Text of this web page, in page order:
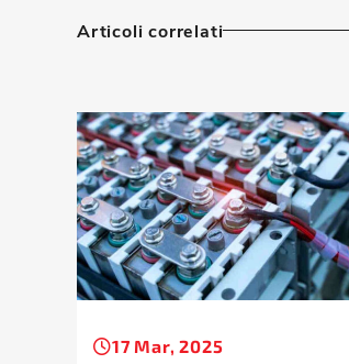
Articoli correlati
17 Mar, 2025